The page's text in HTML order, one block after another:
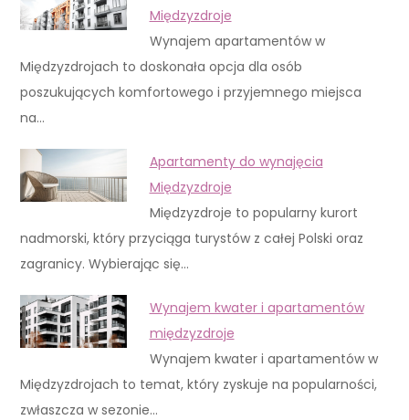
Międzyzdroje
Wynajem apartamentów w
Międzyzdrojach to doskonała opcja dla osób
poszukujących komfortowego i przyjemnego miejsca
na…
Apartamenty do wynajęcia
Międzyzdroje
Międzyzdroje to popularny kurort
nadmorski, który przyciąga turystów z całej Polski oraz
zagranicy. Wybierając się…
Wynajem kwater i apartamentów
międzyzdroje
Wynajem kwater i apartamentów w
Międzyzdrojach to temat, który zyskuje na popularności,
zwłaszcza w sezonie…